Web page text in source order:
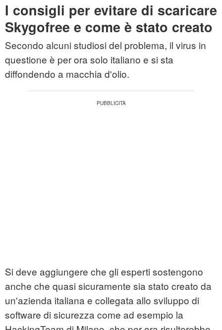
I consigli per evitare di scaricare
Skygofree e come è stato creato
Secondo alcuni studiosi del problema, il virus in
questione è per ora solo italiano e si sta
diffondendo a macchia d'olio.
Si deve aggiungere che gli esperti sostengono
anche che quasi sicuramente sia stato creato da
un'azienda italiana e collegata allo sviluppo di
software di sicurezza come ad esempio la